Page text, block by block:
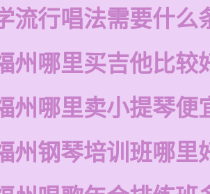
流行唱法需要什么
州哪里买吉他比较
州哪里卖小提琴便
州钢琴培训班哪里